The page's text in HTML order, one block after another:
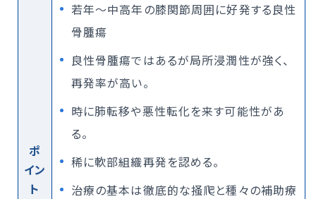
ポ
イン
ト
若年～中高年の膝関節周囲に好発する良性
骨腫瘍
良性骨腫瘍ではあるが局所浸潤性が強く、
再発率が高い。
時に肺転移や悪性転化を来す可能性があ
る。
稀に軟部組織再発を認める。
治療の基本は徹底的な掻爬と種々の補助療